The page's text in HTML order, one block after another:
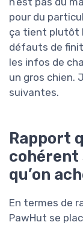
pour du
ça tient plutôt
défauts de
les infos de
un gros chien.
suivantes.
Rapport
cohérent
qu’on
En termes de
PawHut se